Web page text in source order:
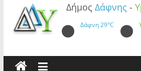
Δήμος Δάφνης -
Δάφνη29°C